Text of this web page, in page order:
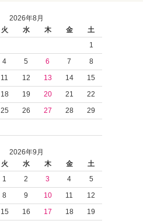
2026年8月
火 水 木 金
土
1
4 5 6 7
8
11 12 13 14
15
18 19 20 21
22
25 26 27 28
29
2026年9月
火 水 木 金
土
1
2 3 4
5
8 9 10 11
12
15 16 17 18
19